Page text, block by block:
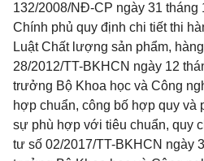
132/2008/NĐ-CP ngày 31 tháng
Chính phủ quy định chi tiết thi
Luật Chất lượng sản phẩm,
28/2012/TT-BKHCN ngày 12
trưởng Bộ Khoa học và Công
hợp chuẩn, công bố hợp quy và
sự phù hợp với tiêu chuẩn, quy
tư số 02/2017/TT-BKHCN ngày